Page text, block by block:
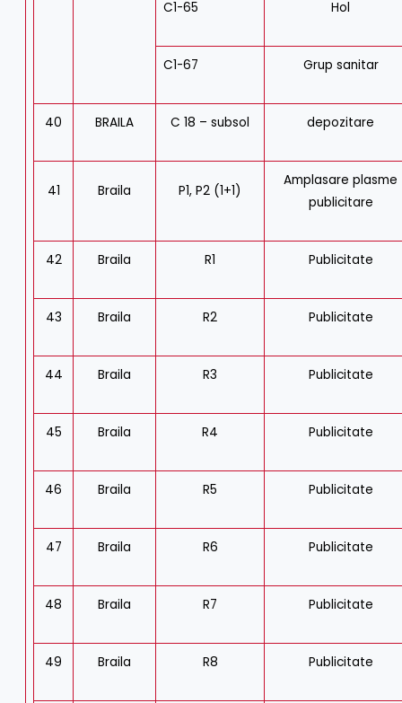
C1-65 Hol
C1-67 Grup sanitar
40 BRAILA C 18 – subsol depozitare
41 Braila P1, P2 (1+1)
Amplasare plasme
publicitare
42 Braila R1 Publicitate
43 Braila R2 Publicitate
44 Braila R3 Publicitate
45 Braila R4 Publicitate
46 Braila R5 Publicitate
47 Braila R6 Publicitate
48 Braila R7 Publicitate
49 Braila R8 Publicitate